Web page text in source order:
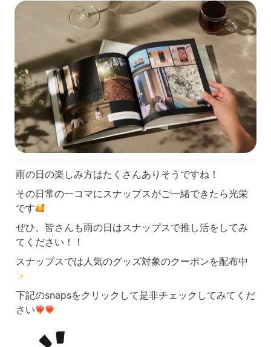
雨の日の楽しみ方はたくさんありそうですね！
その日常の一コマにスナップスがご一緒できたら光栄
です
ぜひ、皆さんも雨の日はスナップスで推し活をしてみ
てください！！
スナップスでは人気のグッズ対象のクーポンを配布中
下記のsnapsをクリックして是非チェックしてみてくだ
さい